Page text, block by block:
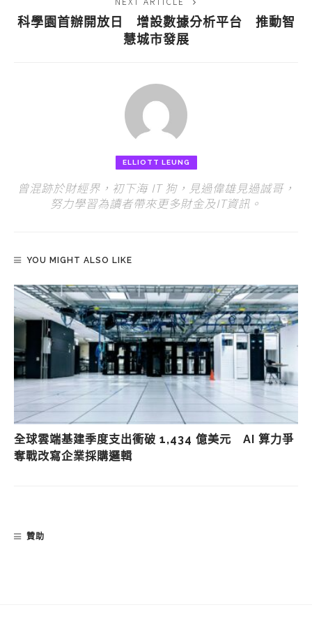
科學園首辦開放日 增設數據分析平台 推動智
慧城市發展
ELLIOTT LEUNG
曾混跡於財經界，初下海 IT 狗，見過偉雄見過誠哥，
努力學習為讀者帶來更多財金及IT資訊。
YOU MIGHT ALSO LIKE
全球雲端基建季度支出衝破 1,434 億美元 AI 算力爭
奪戰改寫企業採購邏輯
贊助